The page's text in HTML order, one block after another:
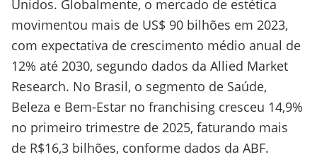
Unidos. Globalmente, o mercado de estética
movimentou mais de US$ 90 bilhões em 2023,
com expectativa de crescimento médio anual de
12% até 2030, segundo dados da Allied Market
Research. No Brasil, o segmento de Saúde,
Beleza e Bem-Estar no franchising cresceu 14,9%
no primeiro trimestre de 2025, faturando mais
de R$16,3 bilhões, conforme dados da ABF.